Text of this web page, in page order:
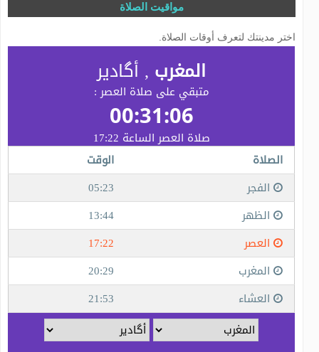
مواقيت الصلاة
اختر مدينتك لتعرف أوقات الصلاة.